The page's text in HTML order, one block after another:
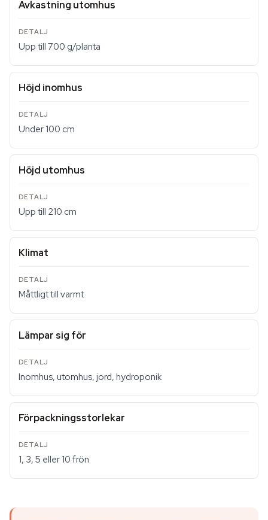
Avkastning utomhus
Upp till 700 g/planta
Höjd inomhus
Under 100 cm
Höjd utomhus
Upp till 210 cm
Klimat
Måttligt till varmt
Lämpar sig för
Inomhus, utomhus, jord, hydroponik
Förpackningsstorlekar
1, 3, 5 eller 10 frön